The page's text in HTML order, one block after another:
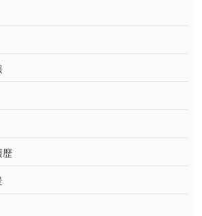
歴